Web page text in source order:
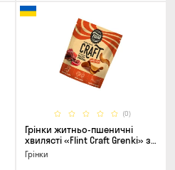
(0)
Грінки житньо-пшеничні
хвилясті «Flint Craft Grenki» зі
смаком гострих джерки, 80г
Грінки